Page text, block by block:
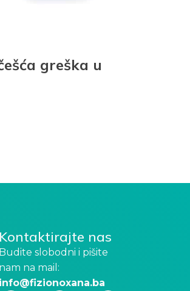
greška u
Kontaktirajte nas
Budite slobodni i pišite
nam na mail:
info@fizionoxana.ba